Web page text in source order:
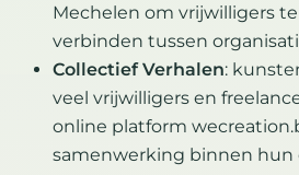
Mechelen om vrijwilligers
verbinden tussen
Collectief Verhalen:
veel vrijwilligers en
online platform
samenwerking binnen hun